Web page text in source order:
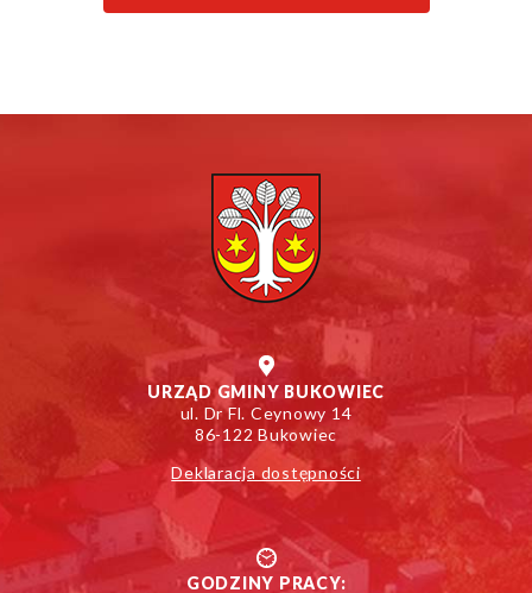
URZĄD GMINY BUKOWIEC
ul. Dr Fl. Ceynowy 14
86-122 Bukowiec
Deklaracja dostępności
GODZINY PRACY: